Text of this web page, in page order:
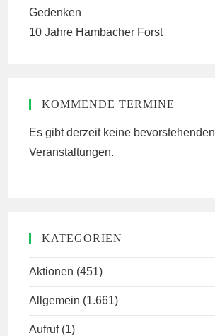
Gedenken
10 Jahre Hambacher Forst
KOMMENDE TERMINE
Es gibt derzeit keine bevorstehenden
Veranstaltungen.
KATEGORIEN
Aktionen (451)
Allgemein (1.661)
Aufruf (1)